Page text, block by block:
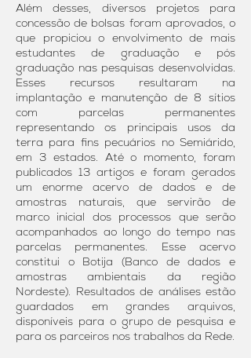
Além desses, diversos projetos para
concessão de bolsas foram aprovados, o
que propiciou o envolvimento de mais
estudantes de graduação e pós
graduação nas pesquisas desenvolvidas.
Esses recursos resultaram na
implantação e manutenção de 8 sítios
com parcelas permanentes
representando os principais usos da
terra para fins pecuários no Semiárido,
em 3 estados. Até o momento, foram
publicados 13 artigos e foram gerados
um enorme acervo de dados e de
amostras naturais, que servirão de
marco inicial dos processos que serão
acompanhados ao longo do tempo nas
parcelas permanentes. Esse acervo
constitui o Botija (Banco de dados e
amostras ambientais da região
Nordeste). Resultados de análises estão
guardados em grandes arquivos,
disponíveis para o grupo de pesquisa e
para os parceiros nos trabalhos da Rede.